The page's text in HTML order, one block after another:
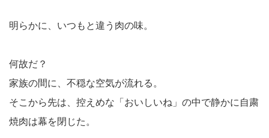
明らかに、いつもと違う肉の味。
何故だ？
家族の間に、不穏な空気が流れる。
そこから先は、控えめな「おいしいね」の中で静かに自粛
焼肉は幕を閉じた。